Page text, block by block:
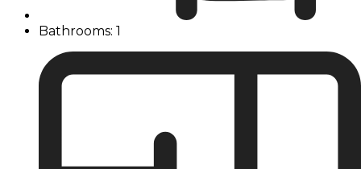
Bathrooms: 1